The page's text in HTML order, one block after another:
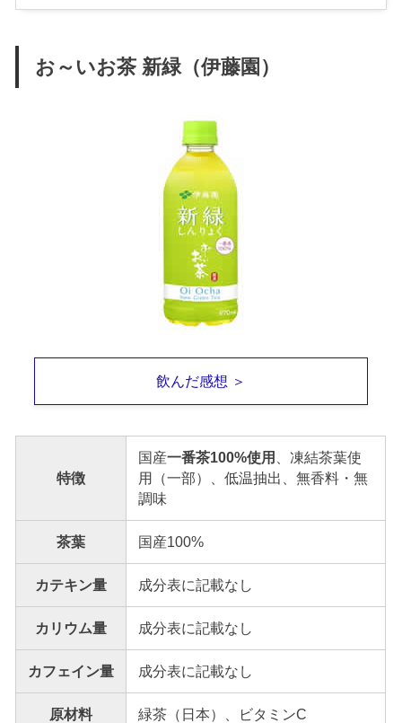
お～いお茶 新緑（伊藤園）
飲んだ感想 ＞
特徴
国産一番茶100%使用
、凍結茶葉使
用（一部）、低温抽出、無香料・無
調味
茶葉 国産100%
カテキン量 成分表に記載なし
カリウム量 成分表に記載なし
カフェイン量 成分表に記載なし
原材料 緑茶（日本）、ビタミンC